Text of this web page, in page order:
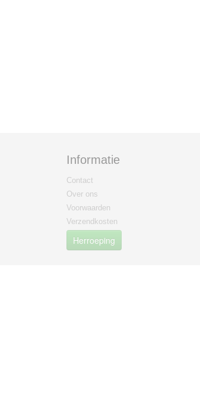
Informatie
Contact
Over ons
Voorwaarden
Verzendkosten
Herroeping